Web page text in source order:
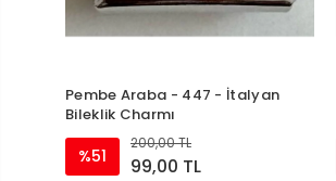
Pembe Araba - 447 - İtalyan
Bileklik Charmı
%51
200,00 TL
99,00 TL